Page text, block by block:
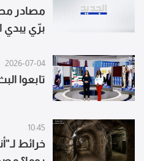
مصادر
برّي يبدي
2026-07-04
تابعوا
10:45
خرائط